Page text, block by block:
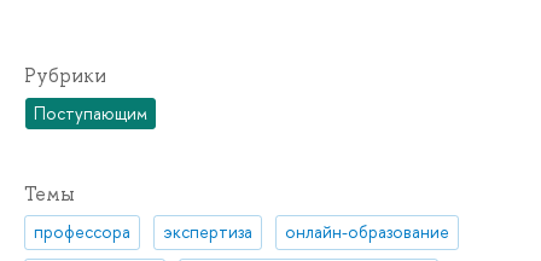
Рубрики
Поступающим
Темы
профессора экспертиза
онлайн-образование